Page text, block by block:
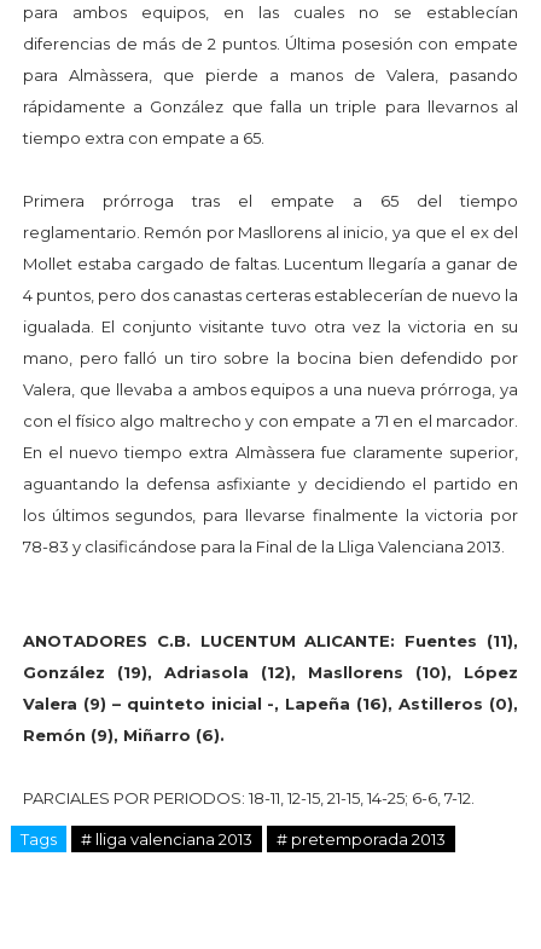
para ambos equipos, en las cuales no se establecían
diferencias de más de 2 puntos. Última posesión con empate
para Almàssera, que pierde a manos de Valera, pasando
rápidamente a González que falla un triple para llevarnos al
tiempo extra con empate a 65.
Primera prórroga tras el empate a 65 del tiempo
reglamentario. Remón por Masllorens al inicio, ya que el ex del
Mollet estaba cargado de faltas. Lucentum llegaría a ganar de
4 puntos, pero dos canastas certeras establecerían de nuevo la
igualada. El conjunto visitante tuvo otra vez la victoria en su
mano, pero falló un tiro sobre la bocina bien defendido por
Valera, que llevaba a ambos equipos a una nueva prórroga, ya
con el físico algo maltrecho y con empate a 71 en el marcador.
En el nuevo tiempo extra Almàssera fue claramente superior,
aguantando la defensa asfixiante y decidiendo el partido en
los últimos segundos, para llevarse finalmente la victoria por
78-83 y clasificándose para la Final de la Lliga Valenciana 2013.
ANOTADORES C.B. LUCENTUM ALICANTE: Fuentes (11),
González (19), Adriasola (12), Masllorens (10), López
Valera (9) – quinteto inicial -, Lapeña (16), Astilleros (0),
Remón (9), Miñarro (6).
PARCIALES POR PERIODOS: 18-11, 12-15, 21-15, 14-25; 6-6, 7-12.
Tags # lliga valenciana 2013 # pretemporada 2013